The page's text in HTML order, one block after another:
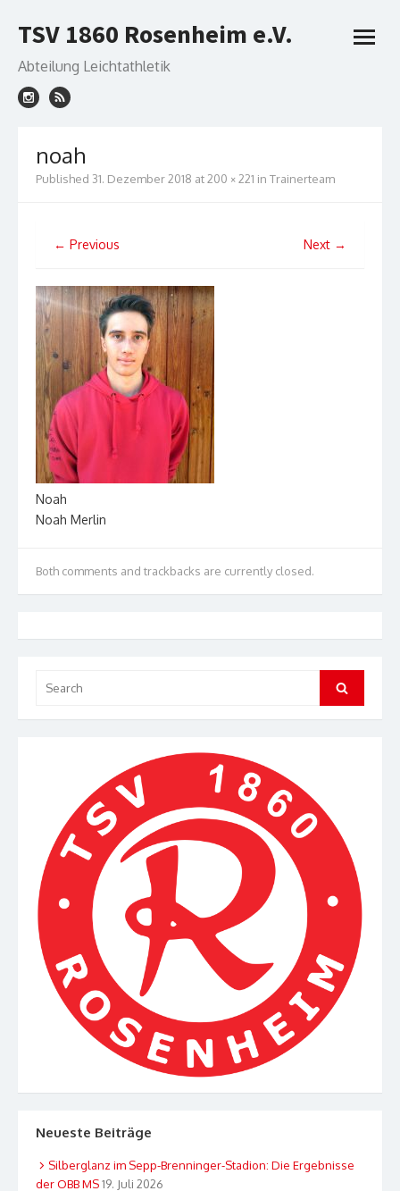
to
TSV 1860 Rosenheim e.V.
Abteilung Leichtathletik
open
noah
Published 31. Dezember 2018 at200 × 221 in Trainerteam
← Previous Next →
Noah
Noah Merlin
Both comments and trackbacks are currently closed.
for:
Search
Neueste Beiträge
Silberglanz im Sepp-Brenninger-Stadion: Die Ergebnisse
der OBB MS19. Juli 2026